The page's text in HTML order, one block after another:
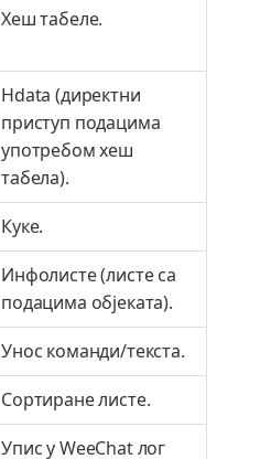
Хеш табеле.
Hdata (директни
приступ подацима
употребом хеш
табела).
Куке.
Инфолисте (листе са
подацима објеката).
Унос команди/текста.
Сортиране листе.
Упис у WeeChat лог